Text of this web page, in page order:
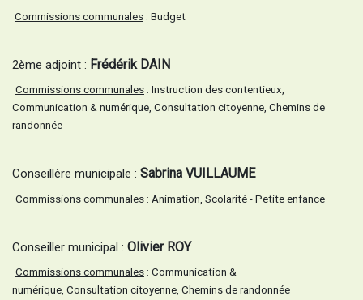
Commissions communales : Budget
2ème adjoint : Frédérik DAIN
Commissions communales : Instruction des contentieux,
Communication & numérique, Consultation citoyenne, Chemins de
randonnée
Conseillère municipale : Sabrina VUILLAUME
Commissions communales : Animation, Scolarité - Petite enfance
Conseiller municipal : Olivier ROY
Commissions communales : Communication &
numérique, Consultation citoyenne, Chemins de randonnée